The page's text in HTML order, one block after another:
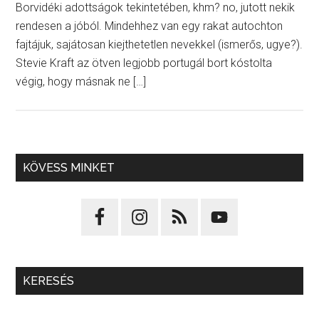
Borvidéki adottságok tekintetében, khm? no, jutott nekik
rendesen a jóból. Mindehhez van egy rakat autochton
fajtájuk, sajátosan kiejthetetlen nevekkel (ismerős, ugye?).
Stevie Kraft az ötven legjobb portugál bort kóstolta
végig, hogy másnak ne […]
KÖVESS MINKET
KERESÉS